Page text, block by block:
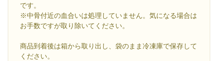
です。
※中骨付近の血合いは処理していません。気になる場合は
お手数ですが取り除いてください。
商品到着後は箱から取り出し、袋のまま冷凍庫で保存して
ください。